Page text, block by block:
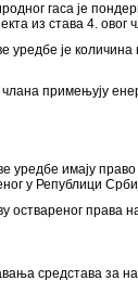
гаса је
из става 4.
уредбе је
примењују
уредбе имају
у Републици
оствареног права
средстава за